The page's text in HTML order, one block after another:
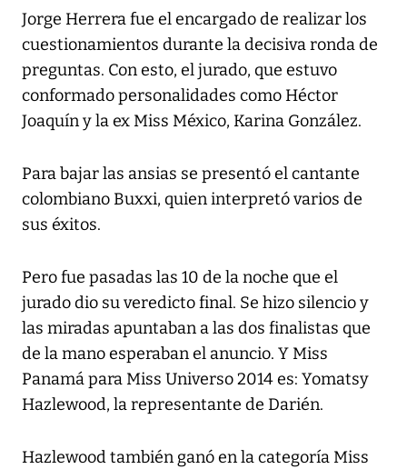
Jorge Herrera fue el encargado de realizar los
cuestionamientos durante la decisiva ronda de
preguntas. Con esto, el jurado, que estuvo
conformado personalidades como Héctor
Joaquín y la ex Miss México, Karina González.
Para bajar las ansias se presentó el cantante
colombiano Buxxi, quien interpretó varios de
sus éxitos.
Pero fue pasadas las 10 de la noche que el
jurado dio su veredicto final. Se hizo silencio y
las miradas apuntaban a las dos finalistas que
de la mano esperaban el anuncio. Y Miss
Panamá para Miss Universo 2014 es: Yomatsy
Hazlewood, la representante de Darién.
Hazlewood también ganó en la categoría Miss